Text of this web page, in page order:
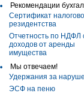
Рекомендации
Сертификат
резидентства
Отчетность по НДФЛ
доходов от аренды
имущества
Мы отвечаем!
Удержания за
ЭСФ на пеню